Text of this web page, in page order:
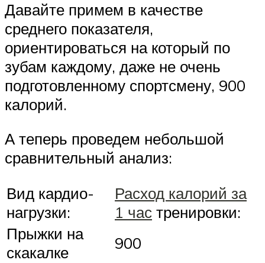
Давайте примем в качестве
среднего показателя,
ориентироваться на который по
зубам каждому, даже не очень
подготовленному спортсмену, 900
калорий.
А теперь проведем небольшой
сравнительный анализ:
Вид кардио-
нагрузки:
Расход калорий за
1 час тренировки:
Прыжки на
скакалке
900